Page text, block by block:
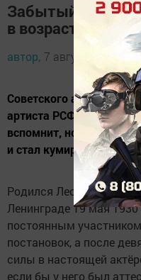
Забытый актёр,
в возрасте 25 лет
автор, 7 августа 2022 -
Советского актёра
артиста РСФСР
вспомнит, но в 1950-е
и стал кумиром
Родился Леонид
Ленинграде 19 мая
постоянным
постановок, а после
силы в настоящей
если бы у него был